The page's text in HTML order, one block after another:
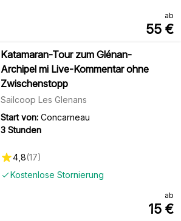
ab
55 €
Katamaran-Tour zum Glénan-
Archipel mi Live-Kommentar ohne
Zwischenstopp
Sailcoop Les Glenans
Start von: Concarneau
3 Stunden
Kostenlose Stornierung
4,8(17)
ab
15 €